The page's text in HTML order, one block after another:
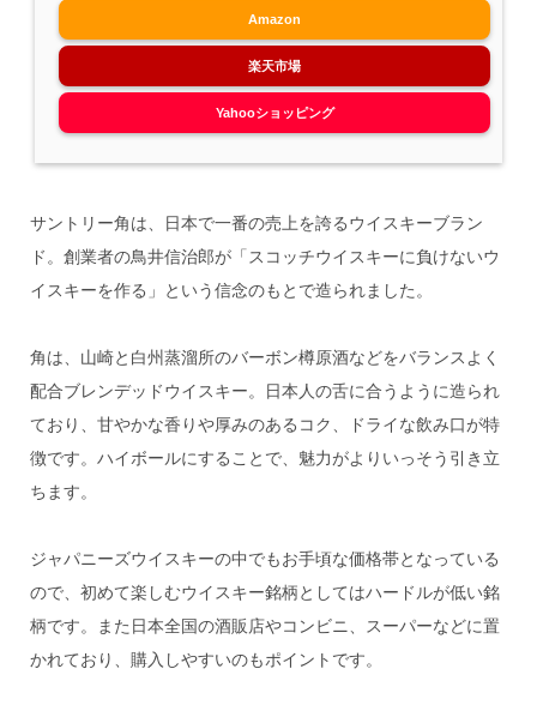
Amazon
楽天市場
Yahooショッピング
サントリー角は、日本で一番の売上を誇るウイスキーブラン
ド。創業者の鳥井信治郎が「スコッチウイスキーに負けないウ
イスキーを作る」という信念のもとで造られました。
角は、山崎と白州蒸溜所のバーボン樽原酒などをバランスよく
配合ブレンデッドウイスキー。日本人の舌に合うように造られ
ており、甘やかな香りや厚みのあるコク、ドライな飲み口が特
徴です。ハイボールにすることで、魅力がよりいっそう引き立
ちます。
ジャパニーズウイスキーの中でもお手頃な価格帯となっている
ので、初めて楽しむウイスキー銘柄としてはハードルが低い銘
柄です。また日本全国の酒販店やコンビニ、スーパーなどに置
かれており、購入しやすいのもポイントです。